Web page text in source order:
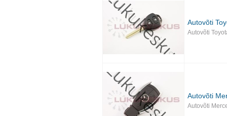
Autovõti
Autovõti
Autovõti
Autovõti